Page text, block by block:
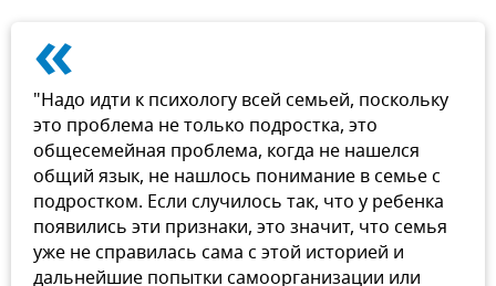
«
"Надо идти к психологу всей семьей, поскольку
это проблема не только подростка, это
общесемейная проблема, когда не нашелся
общий язык, не нашлось понимание в семье с
подростком. Если случилось так, что у ребенка
появились эти признаки, это значит, что семья
уже не справилась сама с этой историей и
дальнейшие попытки самоорганизации или